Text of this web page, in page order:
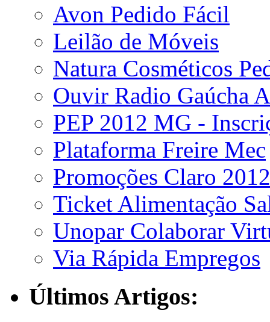
Avon Pedido Fácil
Leilão de Móveis
Natura Cosméticos
Ouvir Radio Gaúcha
PEP 2012 MG -
Plataforma Freire Mec
Promoções Claro
Ticket Alimentação
Unopar Colaborar
Via Rápida Empregos
Últimos Artigos: